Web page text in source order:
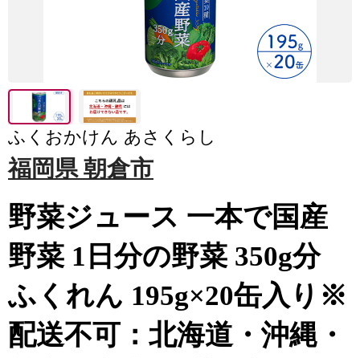
ふくおかけん あさくらし
福岡県 朝倉市
野菜ジュース 一本で国産
野菜 1日分の野菜 350g分
ふくれん 195g×20缶入り※
配送不可：北海道・沖縄・